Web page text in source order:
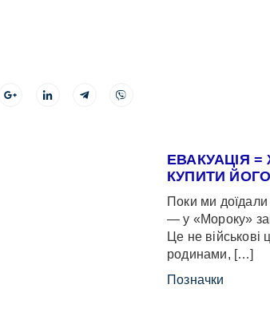
ЕВАКУАЦІЯ
КУПИТИ ЙОГО
Поки ми
— у «Мороку»
Це не
родинами, […]
Позначки